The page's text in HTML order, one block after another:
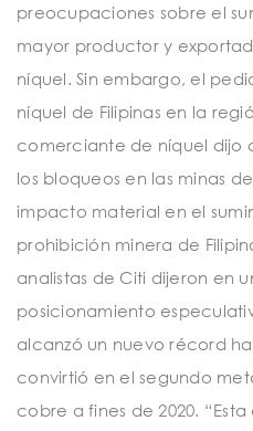
preocupaciones sobre el
mayor productor y
níquel. Sin embargo, el
níquel de Filipinas en la
comerciante de níquel dijo
los bloqueos en las minas
impacto material en el
prohibición minera de
analistas de Citi dijeron en
posicionamiento
alcanzó un nuevo récord
convirtió en el segundo
cobre a fines de 2020.